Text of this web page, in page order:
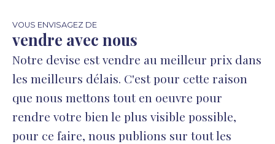
VOUS ENVISAGEZ DE
vendre avec nous
Notre devise est vendre au meilleur prix dans
les meilleurs délais. C'est pour cette raison
que nous mettons tout en oeuvre pour
rendre votre bien le plus visible possible,
pour ce faire, nous publions sur tout les